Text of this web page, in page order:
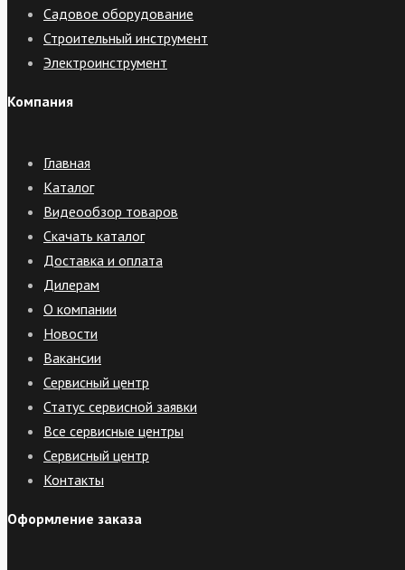
Садовое оборудование
Строительный инструмент
Электроинструмент
Компания
Главная
Каталог
Видеообзор товаров
Скачать каталог
Доставка и оплата
Дилерам
О компании
Новости
Вакансии
Сервисный центр
Статус сервисной заявки
Все сервисные центры
Сервисный центр
Контакты
Оформление заказа